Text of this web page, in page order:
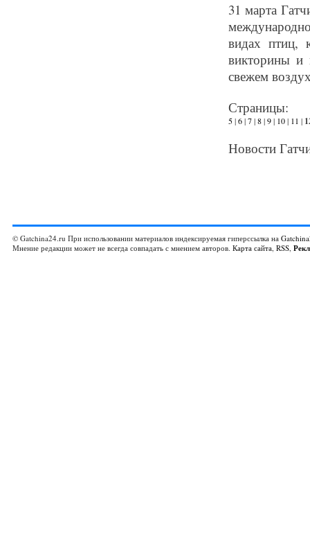
31 марта
видах птиц,
викторины и
свежем
Страницы:
5|6|7|8|9| 10| 11 |
Новости
© Gatchina24.ru При использовании материалов индексируемая гиперссылка на
Мнение редакции может не всегда совпадать с мнением авторов. Карта сайта, RSS,